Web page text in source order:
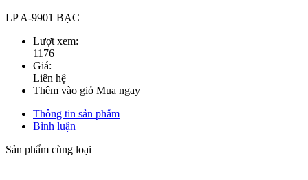
LP A-9901 BẠC
Lượt xem:
1176
Giá:
Liên hệ
Thêm vào giỏ Mua ngay
Thông tin sản phẩm
Bình luận
Sản phẩm cùng loại